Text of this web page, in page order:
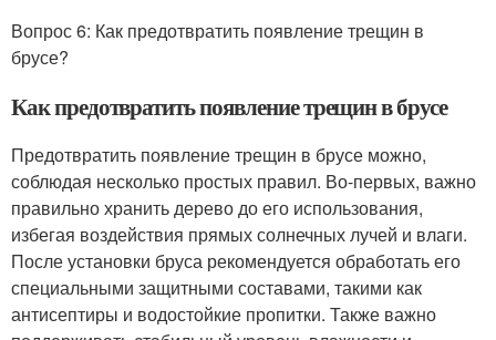
Вопрос 6: Как предотвратить появление трещин в
брусе?
Как предотвратить появление трещин в брусе
Предотвратить появление трещин в брусе можно,
соблюдая несколько простых правил. Во-первых, важно
правильно хранить дерево до его использования,
избегая воздействия прямых солнечных лучей и влаги.
После установки бруса рекомендуется обработать его
специальными защитными составами, такими как
антисептиры и водостойкие пропитки. Также важно